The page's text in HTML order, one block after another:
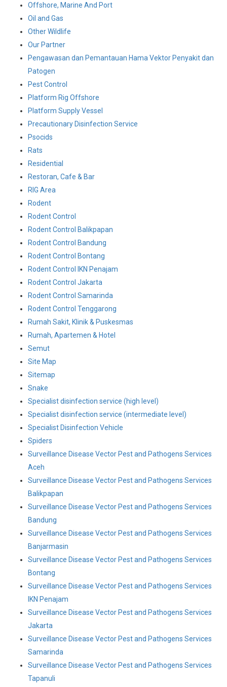
Offshore, Marine And Port
Oil and Gas
Other Wildlife
Our Partner
Pengawasan dan Pemantauan Hama Vektor Penyakit dan
Patogen
Pest Control
Platform Rig Offshore
Platform Supply Vessel
Precautionary Disinfection Service
Psocids
Rats
Residential
Restoran, Cafe & Bar
RIG Area
Rodent
Rodent Control
Rodent Control Balikpapan
Rodent Control Bandung
Rodent Control Bontang
Rodent Control IKN Penajam
Rodent Control Jakarta
Rodent Control Samarinda
Rodent Control Tenggarong
Rumah Sakit, Klinik & Puskesmas
Rumah, Apartemen & Hotel
Semut
Site Map
Sitemap
Snake
Specialist disinfection service (high level)
Specialist disinfection service (intermediate level)
Specialist Disinfection Vehicle
Spiders
Surveillance Disease Vector Pest and Pathogens Services
Aceh
Surveillance Disease Vector Pest and Pathogens Services
Balikpapan
Surveillance Disease Vector Pest and Pathogens Services
Bandung
Surveillance Disease Vector Pest and Pathogens Services
Banjarmasin
Surveillance Disease Vector Pest and Pathogens Services
Bontang
Surveillance Disease Vector Pest and Pathogens Services
IKN Penajam
Surveillance Disease Vector Pest and Pathogens Services
Jakarta
Surveillance Disease Vector Pest and Pathogens Services
Samarinda
Surveillance Disease Vector Pest and Pathogens Services
Tapanuli